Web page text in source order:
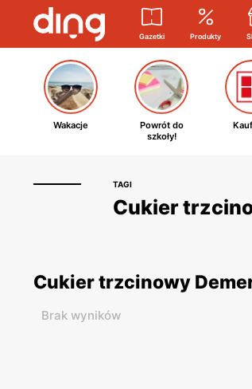
Gazetki Produkty
Wakacje
Powrót do
szkoły!
TAGI
Cukier
Cukier trzcinowy
Brak wyników